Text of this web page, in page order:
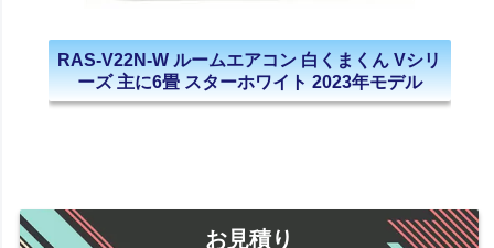
RAS-V22N-W ルームエアコン 白くまくん Vシリ
ーズ 主に6畳 スターホワイト 2023年モデル
お見積り